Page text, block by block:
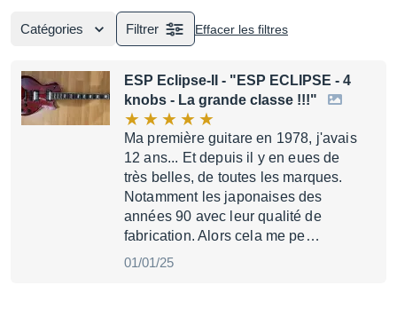
Catégories Filtrer Effacer les filtres
ESP Eclipse-II
- "ESP ECLIPSE - 4
knobs - La grande classe !!!"
Ma première guitare en 1978, j'avais
12 ans... Et depuis il y en eues de
très belles, de toutes les marques.
Notamment les japonaises des
années 90 avec leur qualité de
fabrication. Alors cela me pe…
01/01/25